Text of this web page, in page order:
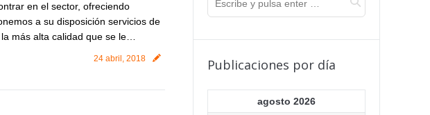
en el sector, ofreciendo
a su disposición servicios de
más alta calidad que se le…
24 abril, 2018 Publicaciones por día
agosto 2026